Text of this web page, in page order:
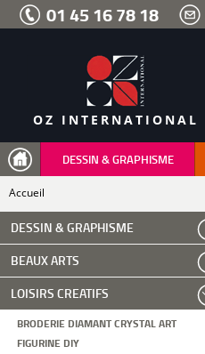
Aller
menu
recherche
01 45 16 78 18
OZ INTERNATIONAL
DESSIN & GRAPHISME
Accueil
DESSIN & GRAPHISME
BEAUX ARTS
LOISIRS CREATIFS
BRODERIE DIAMANT CRYSTAL ART
FIGURINE DIY